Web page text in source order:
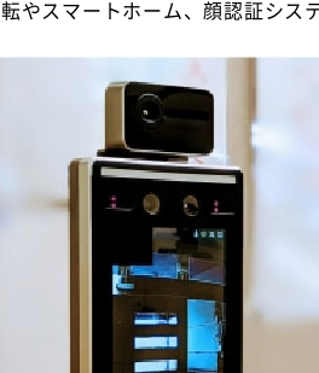
転やスマートホーム、顔認証シス